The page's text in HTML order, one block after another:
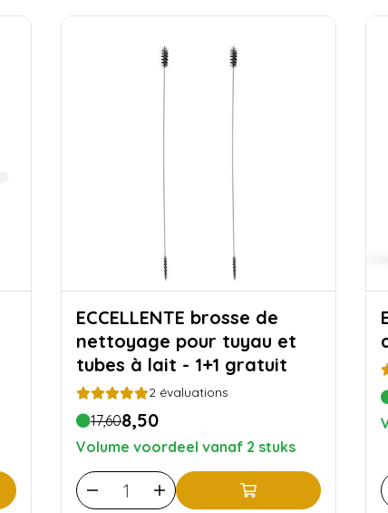
ECCELLENTE brosse de
nettoyage pour tuyau et
tubes à lait - 1+1 gratuit
2 évaluations
17,608,50
Volume voordeel vanaf 2 stuks